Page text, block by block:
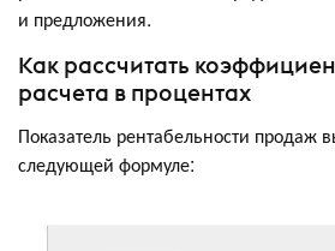
и предложения.
Как рассчитать
расчета в процентах
Показатель рентабельности продаж
следующей формуле: